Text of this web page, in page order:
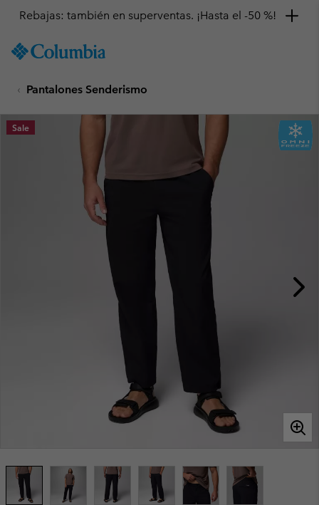
TO
SKIP
MAIN
NAV
Rebajas: también en superventas. ¡Hasta el -50 %!
Pantalones Senderismo
Sale